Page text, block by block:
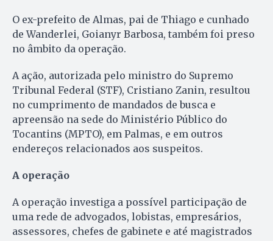
O ex-prefeito de Almas, pai de Thiago e cunhado
de Wanderlei, Goianyr Barbosa, também foi preso
no âmbito da operação.
A ação, autorizada pelo ministro do Supremo
Tribunal Federal (STF), Cristiano Zanin, resultou
no cumprimento de mandados de busca e
apreensão na sede do Ministério Público do
Tocantins (MPTO), em Palmas, e em outros
endereços relacionados aos suspeitos.
A operação
A operação investiga a possível participação de
uma rede de advogados, lobistas, empresários,
assessores, chefes de gabinete e até magistrados